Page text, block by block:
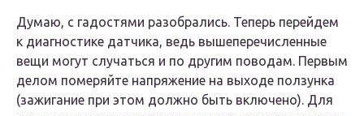
Думаю, с гадостями разобрались. Теперь перейдем
к диагностике датчика, ведь вышеперечисленные
вещи могут случаться и по другим поводам. Первым
делом померяйте напряжение на выходе ползунка
(зажигание при этом должно быть включено). Для